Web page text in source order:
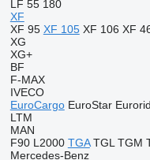
LF 55 180
XF
XF 95 XF 105 XF 106 XF
XG
XG+
BF
F-MAX
IVECO
EuroCargo EuroStar
LTM
MAN
F90 L2000 TGA TGL TGM
Mercedes-Benz